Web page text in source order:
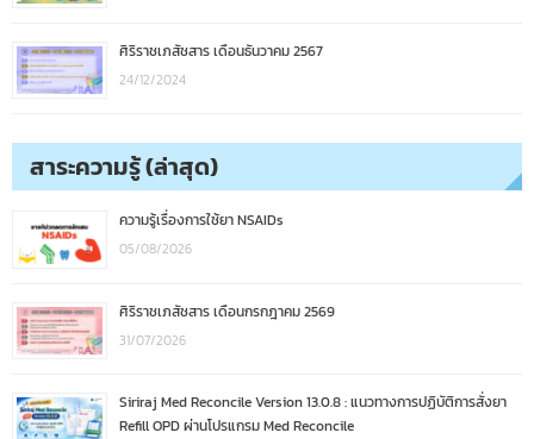
ศิริราชเภสัชสาร เดือนธันวาคม 2567
24/12/2024
สาระความรู้ (ล่าสุด)
ความรู้เรื่องการใช้ยา NSAIDs
05/08/2026
ศิริราชเภสัชสาร เดือนกรกฎาคม 2569
31/07/2026
Siriraj Med Reconcile Version 13.0.8 : แนวทางการปฏิบัติการสั่งยา
Refill OPD ผ่านโปรแกรม Med Reconcile